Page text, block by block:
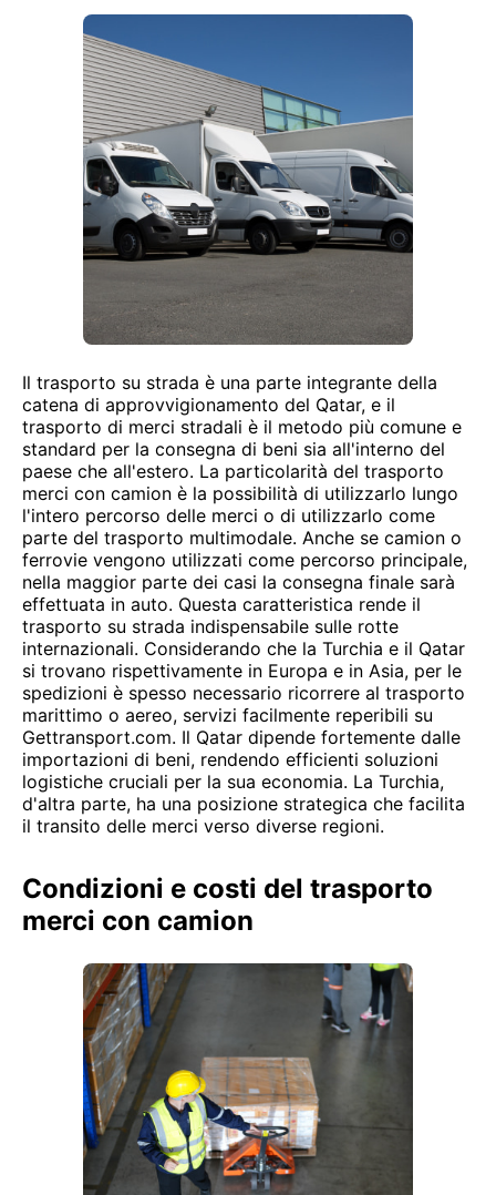
Il trasporto su strada è una parte integrante della
catena di approvvigionamento del Qatar, e il
trasporto di merci stradali è il metodo più comune e
standard per la consegna di beni sia all'interno del
paese che all'estero. La particolarità del trasporto
merci con camion è la possibilità di utilizzarlo lungo
l'intero percorso delle merci o di utilizzarlo come
parte del trasporto multimodale. Anche se camion o
ferrovie vengono utilizzati come percorso principale,
nella maggior parte dei casi la consegna finale sarà
effettuata in auto. Questa caratteristica rende il
trasporto su strada indispensabile sulle rotte
internazionali. Considerando che la Turchia e il Qatar
si trovano rispettivamente in Europa e in Asia, per le
spedizioni è spesso necessario ricorrere al trasporto
marittimo o aereo, servizi facilmente reperibili su
Gettransport.com. Il Qatar dipende fortemente dalle
importazioni di beni, rendendo efficienti soluzioni
logistiche cruciali per la sua economia. La Turchia,
d'altra parte, ha una posizione strategica che facilita
il transito delle merci verso diverse regioni.
Condizioni e costi del trasporto
merci con camion